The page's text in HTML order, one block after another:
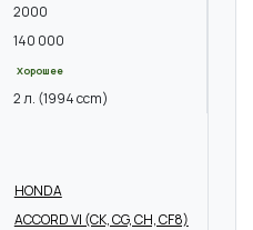
2000
140 000
Хорошее
2 л. (1994 ccm)
HONDA
ACCORD VI (CK, CG, CH, CF8)